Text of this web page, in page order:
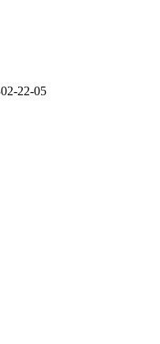
22-05